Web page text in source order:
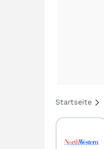
Startseite